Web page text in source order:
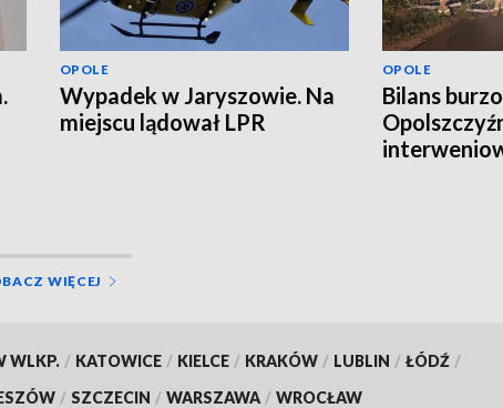
OPOLE
Wypadek w Jaryszowie. Na
miejscu lądował LPR
OPOLE
Bilans
WIĘCEJ
WLKP. / KATOWICE / KIELCE / KRAKÓW / LUBLIN / ŁÓDŹ /
/ SZCZECIN / WARSZAWA / WROCŁAW